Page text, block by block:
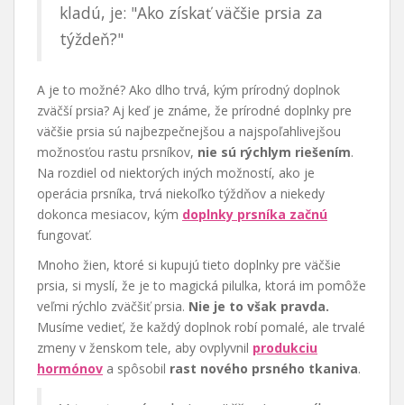
kladú, je: "Ako získať väčšie prsia za
týždeň?"
A je to možné? Ako dlho trvá, kým prírodný doplnok
zväčší prsia? Aj keď je známe, že prírodné doplnky pre
väčšie prsia sú najbezpečnejšou a najspoľahlivejšou
možnosťou rastu prsníkov, nie sú rýchlym riešením.
Na rozdiel od niektorých iných možností, ako je
operácia prsníka, trvá niekoľko týždňov a niekedy
dokonca mesiacov, kým doplnky prsníka začnú
fungovať.
Mnoho žien, ktoré si kupujú tieto doplnky pre väčšie
prsia, si myslí, že je to magická pilulka, ktorá im pomôže
veľmi rýchlo zväčšiť prsia. Nie je to však pravda.
Musíme vedieť, že každý doplnok robí pomalé, ale trvalé
zmeny v ženskom tele, aby ovplyvnil produkciu
hormónov a spôsobil rast nového prsného tkaniva.